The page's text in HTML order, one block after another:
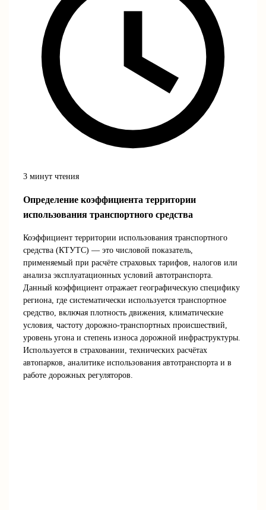
3 минут чтения
Определение коэффициента территории
использования транспортного средства
Коэффициент территории использования транспортного
средства (КТУТС) — это числовой показатель,
применяемый при расчёте страховых тарифов, налогов или
анализа эксплуатационных условий автотранспорта.
Данный коэффициент отражает географическую специфику
региона, где систематически используется транспортное
средство, включая плотность движения, климатические
условия, частоту дорожно-транспортных происшествий,
уровень угона и степень износа дорожной инфраструктуры.
Используется в страховании, технических расчётах
автопарков, аналитике использования автотранспорта и в
работе дорожных регуляторов.